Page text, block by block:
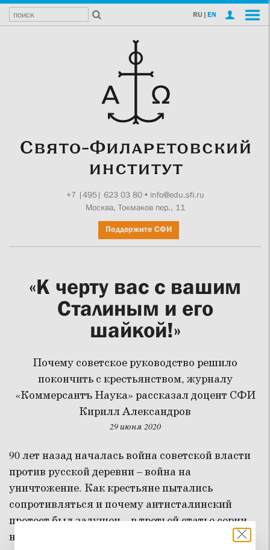
RU | EN
+7 |495| 623 03 80• info@edu.sfi.ru
Москва, Токмаков пер., 11
Поддержите СФИ
«К черту вас с вашим
Сталиным и его
шайкой!»
Почему советское руководство решило
покончить с крестьянством, журналу
«Коммерсантъ Наука» рассказал доцент СФИ
Кирилл Александров
29 июня 2020
90 лет назад началась война советской власти
против русской деревни – война на
уничтожение. Как крестьяне пытались
сопротивляться и почему антисталинский
протест был задушен – в третьей статье серии,
начатой в мартовском номере «Ъ-Науки».